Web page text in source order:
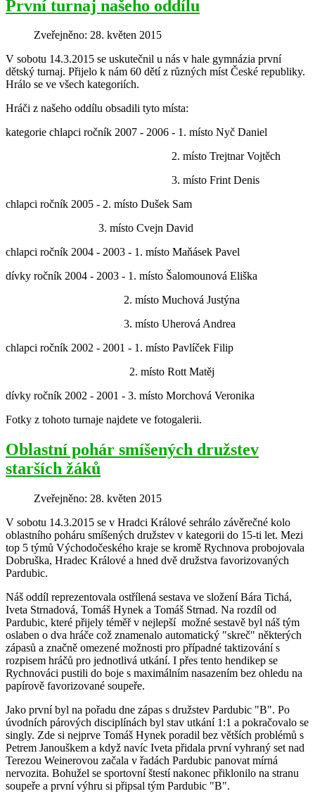
První turnaj našeho oddílu
Zveřejněno: 28. květen 2015
V sobotu 14.3.2015 se uskutečnil u nás v hale gymnázia první
dětský turnaj. Přijelo k nám 60 dětí z různých míst České republiky.
Hrálo se ve všech kategoriích.
Hráči z našeho oddílu obsadili tyto místa:
kategorie chlapci ročník 2007 - 2006 - 1. místo Nyč Daniel
2. místo Trejtnar Vojtěch
3. místo Frint Denis
chlapci ročník 2005 - 2. místo Dušek Sam
3. místo Cvejn David
chlapci ročník 2004 - 2003 - 1. místo Maňásek Pavel
dívky ročník 2004 - 2003 - 1. místo Šalomounová Eliška
2. místo Muchová Justýna
3. místo Uherová Andrea
chlapci ročník 2002 - 2001 - 1. místo Pavlíček Filip
2. místo Rott Matěj
dívky ročník 2002 - 2001 - 3. místo Morchová Veronika
Fotky z tohoto turnaje najdete ve fotogalerii.
Oblastní pohár smíšených družstev
starších žáků
Zveřejněno: 28. květen 2015
V sobotu 14.3.2015 se v Hradci Králové sehrálo závěrečné kolo
oblastního poháru smíšených družstev v kategorii do 15-ti let. Mezi
top 5 týmů Východočeského kraje se kromě Rychnova probojovala
Dobruška, Hradec Králové a hned dvě družstva favorizovaných
Pardubic.
Náš oddíl reprezentovala ostřílená sestava ve složení Bára Tichá,
Iveta Strnadová, Tomáš Hynek a Tomáš Strnad. Na rozdíl od
Pardubic, které přijely téměř v nejlepší možné sestavě byl náš tým
oslaben o dva hráče což znamenalo automatický "skreč" některých
zápasů a značně omezené možnosti pro případné taktizování s
rozpisem hráčů pro jednotlivá utkání. I přes tento hendikep se
Rychnováci pustili do boje s maximálním nasazením bez ohledu na
papírově favorizované soupeře.
Jako první byl na pořadu dne zápas s družstev Pardubic "B". Po
úvodních párových disciplínách byl stav utkání 1:1 a pokračovalo se
singly. Zde si nejprve Tomáš Hynek poradil bez větších problémů s
Petrem Janouškem a když navíc Iveta přidala první vyhraný set nad
Terezou Weinerovou začala v řadách Pardubic panovat mírná
nervozita. Bohužel se sportovní štestí nakonec přiklonilo na stranu
soupeře a první výhru si připsal tým Pardubic "B".